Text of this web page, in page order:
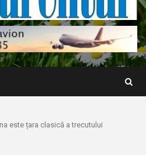
este țara clasică a trecutului